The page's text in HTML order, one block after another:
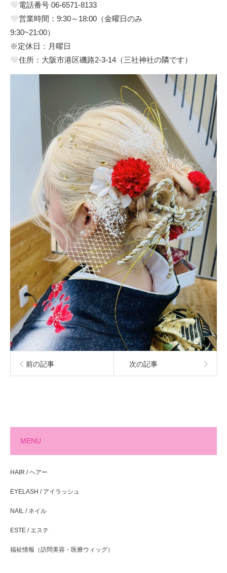
電話番号 06-6571-8133
営業時間：9:30～18:00（金曜日のみ
9:30~21:00）
※定休日：月曜日
住所：大阪市港区磯路2-3-14（三社神社の隣です）
前の記事 次の記事
MENU
HAIR / ヘアー
EYELASH / アイラッシュ
NAIL / ネイル
ESTE / エステ
福祉情報（訪問美容・医療ウィッグ）